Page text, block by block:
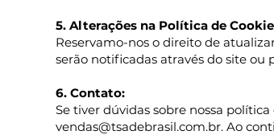
5. Alterações na Política de
Reservamo-nos o direito de
serão notificadas através do site ou
6. Contato:
Se tiver dúvidas sobre nossa
vendas@tsadebrasil.com.br. Ao